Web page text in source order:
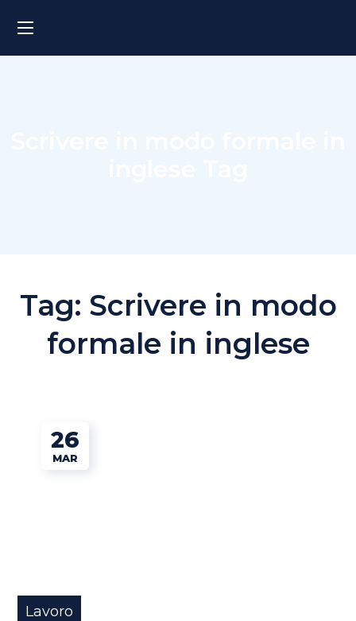
Tag: Scrivere in modo
formale in inglese
26
MAR
Lavoro